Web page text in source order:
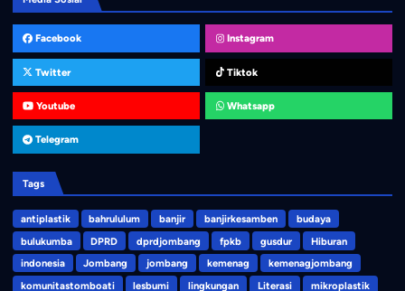
Facebook Instagram
Twitter Tiktok
Youtube Whatsapp
Telegram
Tags
antiplastik bahrululum banjir banjirkesamben
budaya
bulukumba
DPRD dprdjombang fpkb gusdur
Hiburan
indonesia
Jombang jombang kemenag
kemenagjombang
komunitastomboati
lesbumi lingkungan Literasi mikroplastik